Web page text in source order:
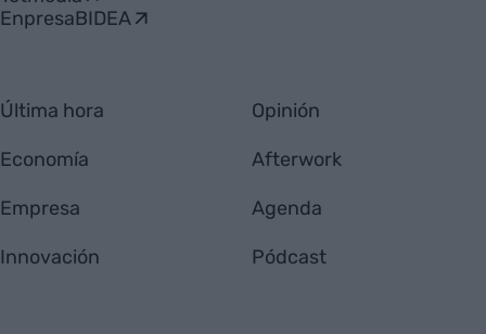
EnpresaBIDEA
Última hora
Economía
Empresa
Innovación
Opinión
Afterwork
Agenda
Pódcast